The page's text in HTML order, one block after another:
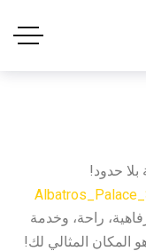
حدود!
راحة، وخدمة
المكان المثالي لك!